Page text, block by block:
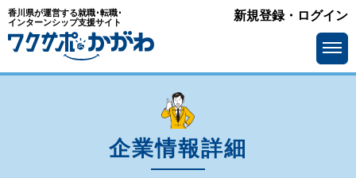
香川県が運営する就職･転職･
インターンシップ支援サイト
新規登録・ログイン
企業情報詳細
業種を選ぶ
メーカー